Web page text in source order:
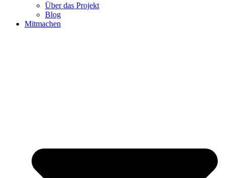
Über das Projekt
Blog
Mitmachen